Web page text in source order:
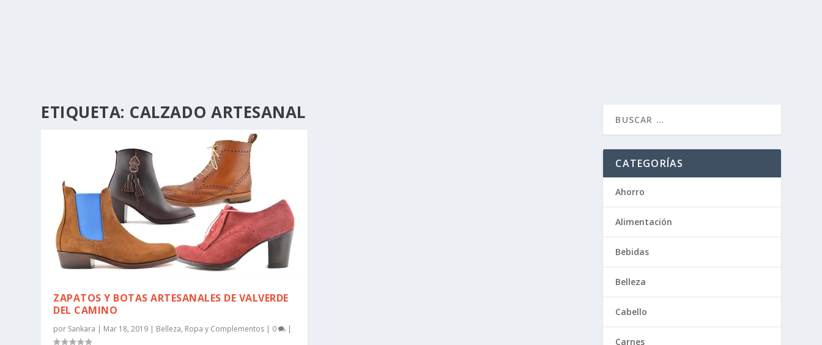
ETIQUETA: CALZADO ARTESANAL
ZAPATOS Y BOTAS ARTESANALES DE VALVERDE
DEL CAMINO
por Sankara | Mar 18, 2019 | Belleza, Ropa y Complementos | 0 |
CATEGORÍAS
Ahorro
Alimentación
Bebidas
Belleza
Cabello
Carnes